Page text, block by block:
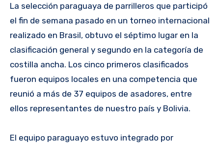
La selección paraguaya de parrilleros que participó
el fin de semana pasado en un torneo internacional
realizado en Brasil, obtuvo el séptimo lugar en la
clasificación general y segundo en la categoría de
costilla ancha. Los cinco primeros clasificados
fueron equipos locales en una competencia que
reunió a más de 37 equipos de asadores, entre
ellos representantes de nuestro país y Bolivia.
El equipo paraguayo estuvo integrado por